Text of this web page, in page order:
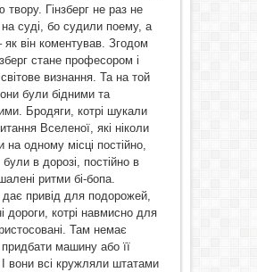
твору. Гінзберг не раз не
на суді, бо судили поему, а
як він коментував. Згодом
стане професором і
визнання. Та на той
були бідними та
Бродяги, котрі шукали
Вселеної, які ніколи
на одному місці постійно,
в дорозі, постійно в
ритми бі-бопа.
привід для подорожей,
дороги, котрі навмисно для
Там немає
машину або її
І вони всі кружляли штатами